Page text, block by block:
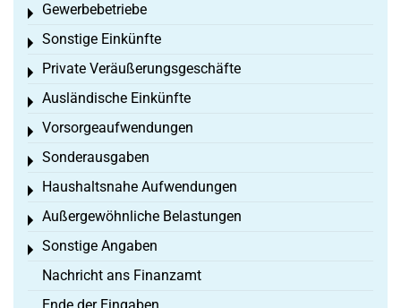
Gewerbebetriebe
Toggle menu
Sonstige Einkünfte
Toggle menu
Private Veräußerungsgeschäfte
Toggle menu
Ausländische Einkünfte
Toggle menu
Vorsorgeaufwendungen
Toggle menu
Sonderausgaben
Toggle menu
Haushaltsnahe Aufwendungen
Toggle menu
Außergewöhnliche Belastungen
Toggle menu
Sonstige Angaben
Toggle menu
Nachricht ans Finanzamt